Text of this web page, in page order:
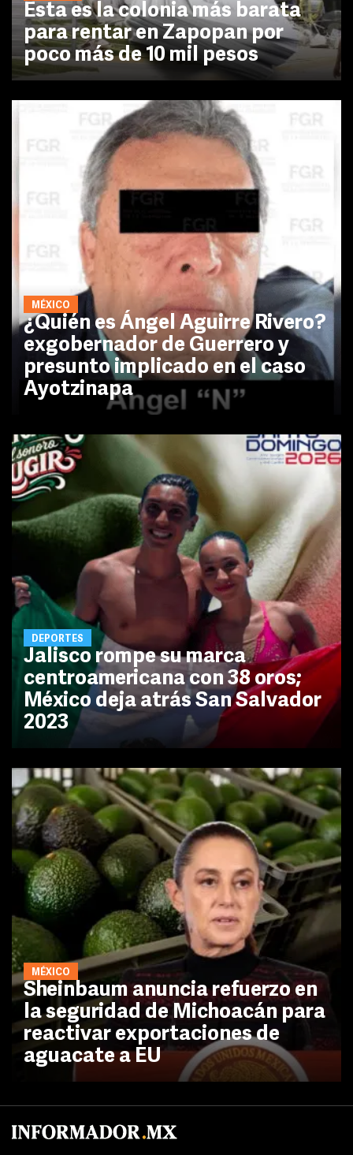
Esta es la colonia más barata
para rentar en Zapopan por
poco más de 10 mil pesos
MÉXICO
¿Quién es Ángel Aguirre Rivero?
exgobernador de Guerrero y
presunto implicado en el caso
Ayotzinapa
DEPORTES
Jalisco rompe su marca
centroamericana con 38 oros;
México deja atrás San Salvador
2023
MÉXICO
Sheinbaum anuncia refuerzo en
la seguridad de Michoacán para
reactivar exportaciones de
aguacate a EU